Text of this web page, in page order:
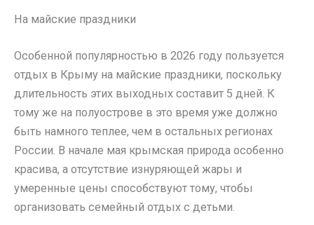
На майские праздники
Особенной популярностью в 2026 году пользуется
отдых в Крыму на майские праздники, поскольку
длительность этих выходных составит 5 дней. К
тому же на полуострове в это время уже должно
быть намного теплее, чем в остальных регионах
России. В начале мая крымская природа особенно
красива, а отсутствие изнуряющей жары и
умеренные цены способствуют тому, чтобы
организовать семейный отдых с детьми.